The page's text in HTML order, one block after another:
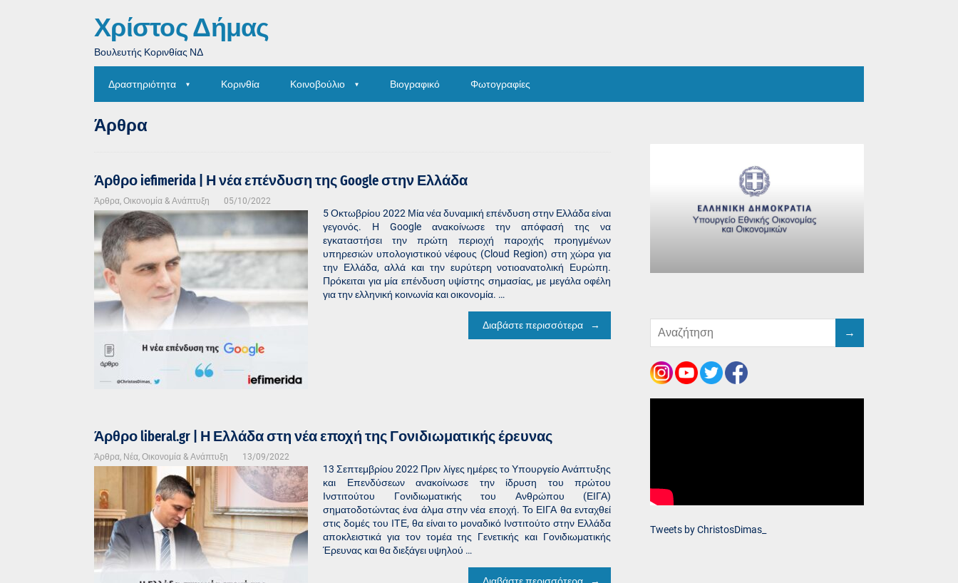
Χρίστος Δήμας
Βουλευτής Κορινθίας ΝΔ
Δραστηριότητα Κορινθία Κοινοβούλιο Βιογραφικό Φωτογραφίες
Άρθρα
Άρθρο iefimerida | Η νέα επένδυση της Google στην Ελλάδα
Άρθρα, Οικονομία & Ανάπτυξη 05/10/2022
5 Οκτωβρίου 2022 Μία νέα δυναμική επένδυση στην Ελλάδα είναι
γεγονός. Η Google ανακοίνωσε την απόφασή της να
εγκαταστήσει την πρώτη περιοχή παροχής προηγμένων
υπηρεσιών υπολογιστικού νέφους (Cloud Region) στη χώρα για
την Ελλάδα, αλλά και την ευρύτερη νοτιοανατολική Ευρώπη.
Πρόκειται για μία επένδυση υψίστης σημασίας, με μεγάλα οφέλη
για την ελληνική κοινωνία και οικονομία. …
Διαβάστε περισσότερα
Άρθρο liberal.gr | Η Ελλάδα στη νέα εποχή της Γονιδιωματικής έρευνας
Άρθρα, Νέα, Οικονομία & Ανάπτυξη 13/09/2022
13 Σεπτεμβρίου 2022 Πριν λίγες ημέρες το Υπουργείο Ανάπτυξης
και Επενδύσεων ανακοίνωσε την ίδρυση του πρώτου
Ινστιτούτου Γονιδιωματικής του Ανθρώπου (ΕΙΓΑ)
σηματοδοτώντας ένα άλμα στην νέα εποχή. Το ΕΙΓΑ θα ενταχθεί
στις δομές του ΙΤΕ, θα είναι το μοναδικό Ινστιτούτο στην Ελλάδα
αποκλειστικά για τον τομέα της Γενετικής και Γονιδιωματικής
Έρευνας και θα διεξάγει υψηλού …
Tweets by ChristosDimas_